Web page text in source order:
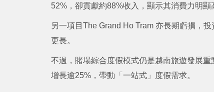
52%，卻貢獻約88%收入，顯示其消費力明顯
另一項目The Grand Ho Tram 亦長期虧損，
更長。
不過，賭場綜合度假模式仍是越南旅遊發展
增長逾25%，帶動「一站式」度假需求。